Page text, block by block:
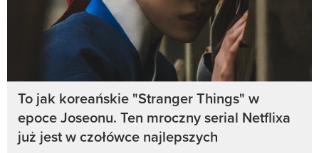
To jak koreańskie "Stranger Things" w
epoce Joseonu. Ten mroczny serial Netflixa
już jest w czołówce najlepszych